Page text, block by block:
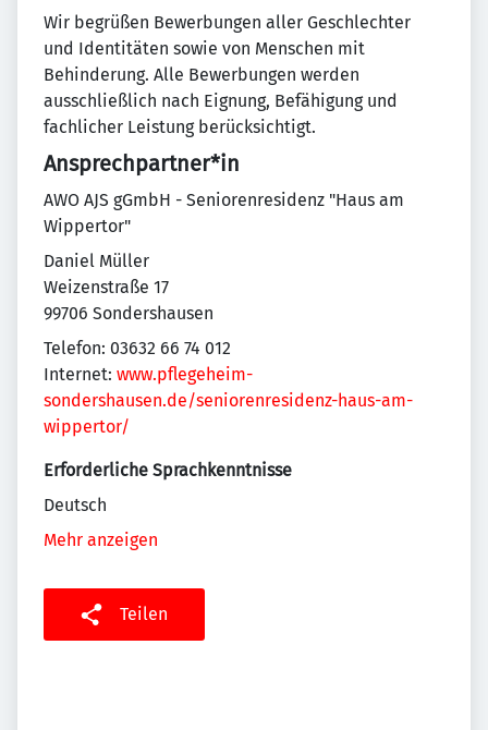
Wir begrüßen Bewerbungen aller Geschlechter
und Identitäten sowie von Menschen mit
Behinderung. Alle Bewerbungen werden
ausschließlich nach Eignung, Befähigung und
fachlicher Leistung berücksichtigt.
Ansprechpartner*in
AWO AJS gGmbH - Seniorenresidenz "Haus am
Wippertor"
Daniel Müller
Weizenstraße 17
99706 Sondershausen
Telefon: 03632 66 74 012
Internet: www.pflegeheim-
sondershausen.de/seniorenresidenz-haus-am-
wippertor/
Erforderliche Sprachkenntnisse
Deutsch
Mehr anzeigen
Teilen